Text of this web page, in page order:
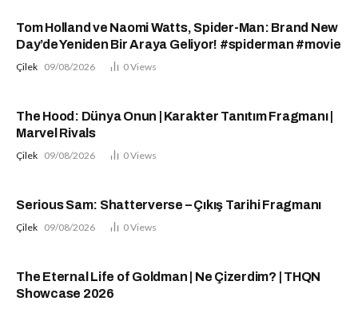
Tom Holland ve Naomi Watts, Spider-Man: Brand New
Day’de Yeniden Bir Araya Geliyor! #spiderman #movie
Çilek 09/08/2026 0Views
The Hood: Dünya Onun | Karakter Tanıtım Fragmanı |
Marvel Rivals
Çilek 09/08/2026 0Views
Serious Sam: Shatterverse – Çıkış Tarihi Fragmanı
Çilek 09/08/2026 0Views
The Eternal Life of Goldman | Ne Çizerdim? | THQN
Showcase 2026